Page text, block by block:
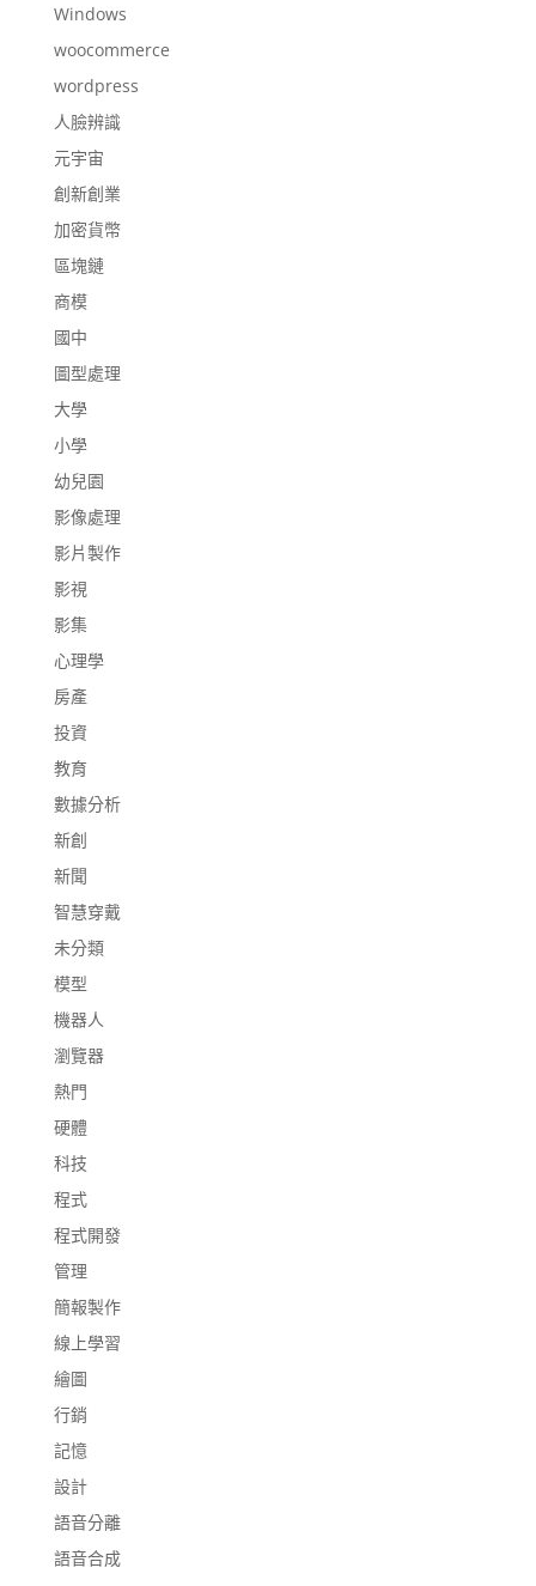
Windows
woocommerce
wordpress
人臉辨識
元宇宙
創新創業
加密貨幣
區塊鏈
商模
國中
圖型處理
大學
小學
幼兒園
影像處理
影片製作
影視
影集
心理學
房產
投資
教育
數據分析
新創
新聞
智慧穿戴
未分類
模型
機器人
瀏覽器
熱門
硬體
科技
程式
程式開發
管理
簡報製作
線上學習
繪圖
行銷
記憶
設計
語音分離
語音合成